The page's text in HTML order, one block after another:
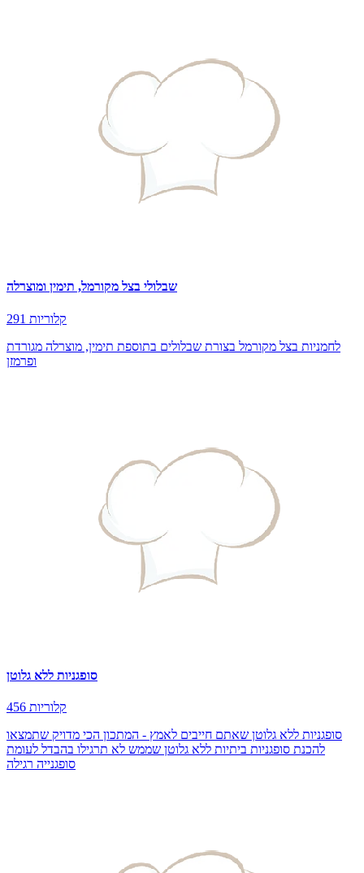
שבלולי בצל מקורמל, תימין ומוצרלה
291 קלוריות
לחמניות בצל מקורמל בצורת שבלולים בתוספת תימין, מוצרלה מגורדת
ופרמזן
סופגניות ללא גלוטן
456 קלוריות
סופגניות ללא גלוטן שאתם חייבים לאמץ - המתכון הכי מדויק שתמצאו
להכנת סופגניות ביתיות ללא גלוטן שממש לא תרגילו בהבדל לעומת
סופגנייה רגילה